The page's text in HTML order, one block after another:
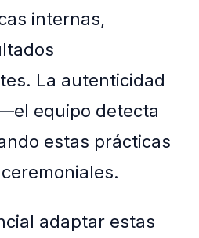
internas,
La autenticidad
equipo detecta
estas prácticas
adaptar estas